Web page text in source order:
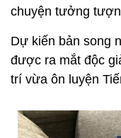
chuyện tưởng
Dự kiến bản song
được ra mắt độc
trí vừa ôn luyện